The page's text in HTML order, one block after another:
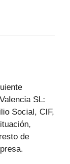
SL:
Social, CIF,
de